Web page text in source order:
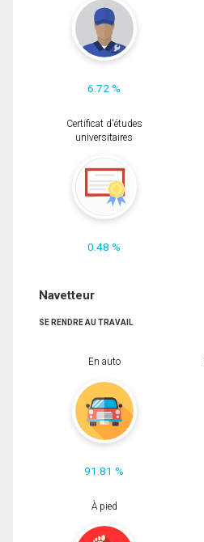
6.72 %
Certificat d'études
universitaires
0.48 %
Navetteur
SE RENDRE AU TRAVAIL
En auto
91.81 %
À pied